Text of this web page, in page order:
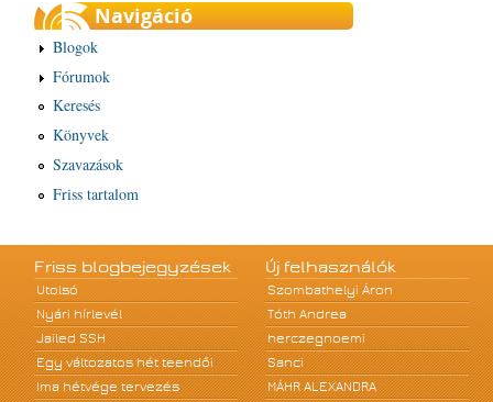
Navigáció
Blogok
Fórumok
Keresés
Könyvek
Szavazások
Friss tartalom
Friss blogbejegyzések
Utolsó
Nyári hírlevél
Jailed SSH
Egy változatos hét teendői
Ima hétvége tervezés
Új felhasználók
Szombathelyi Áron
Tóth Andrea
herczegnoemi
Sanci
MÁHR ALEXANDRA